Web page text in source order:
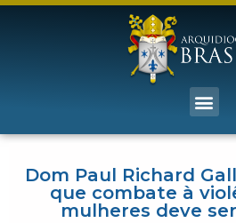
Dom Paul Richard
que combate à
mulheres deve